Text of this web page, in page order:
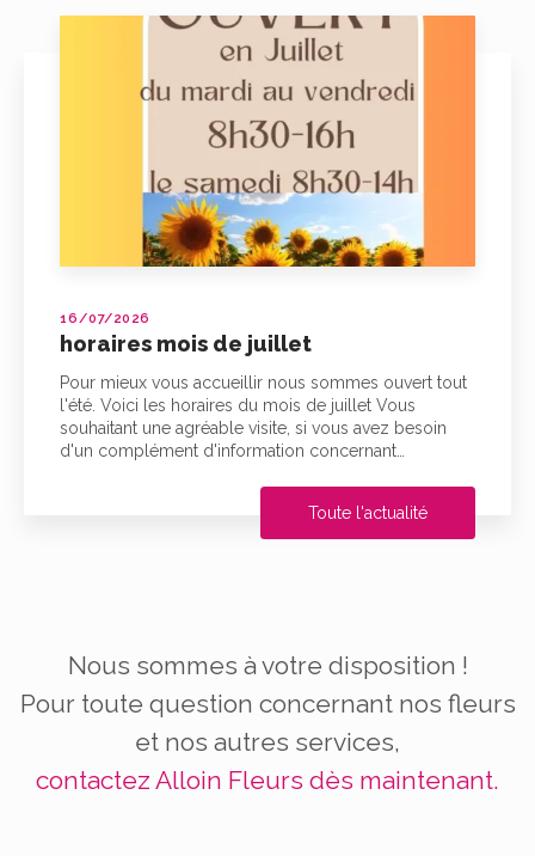
16/07/2026
horaires mois de juillet
Pour mieux vous accueillir nous sommes ouvert tout
l'été. Voici les horaires du mois de juillet Vous
souhaitant une agréable visite, si vous avez besoin
d'un complément d'information concernant…
Toute l'actualité
Nous sommes à votre disposition !
Pour toute question concernant nos fleurs
et nos autres services,
contactez Alloin Fleurs dès maintenant.